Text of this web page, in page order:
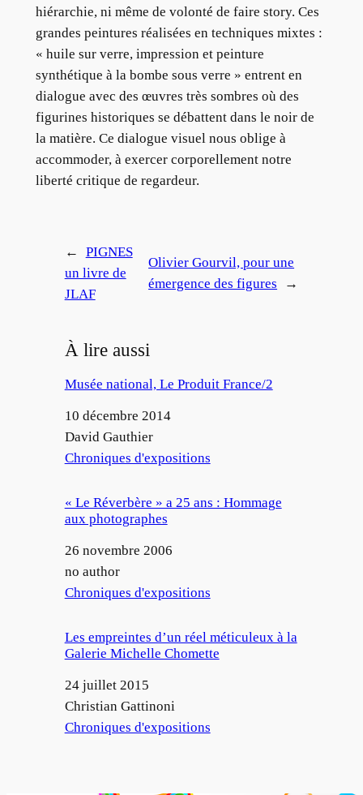
hiérarchie, ni même de volonté de faire story. Ces
grandes peintures réalisées en techniques mixtes :
« huile sur verre, impression et peinture
synthétique à la bombe sous verre » entrent en
dialogue avec des œuvres très sombres où des
figurines historiques se débattent dans le noir de
la matière. Ce dialogue visuel nous oblige à
accommoder, à exercer corporellement notre
liberté critique de regardeur.
←
PIGNES
un livre de
JLAF
Olivier Gourvil, pour une
émergence des figures
→
À lire aussi
Musée national, Le Produit France/2
Date
10 décembre 2014
Auteur
David Gauthier
Par rapport à
Chroniques d'expositions
« Le Réverbère » a 25 ans : Hommage
aux photographes
Date
26 novembre 2006
Auteur
no author
Par rapport à
Chroniques d'expositions
Les empreintes d’un réel méticuleux à la
Galerie Michelle Chomette
Date
24 juillet 2015
Auteur
Christian Gattinoni
Par rapport à
Chroniques d'expositions